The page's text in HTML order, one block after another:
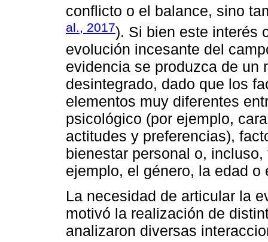
conflicto o el balance, sino
al., 2017). Si bien este interés
evolución incesante del
evidencia se produzca de un
desintegrado, dado que los
elementos muy diferentes
psicológico (por ejemplo,
actitudes y preferencias),
bienestar personal o,
ejemplo, el género, la edad o
La necesidad de articular la
motivó la realización de
analizaron diversas